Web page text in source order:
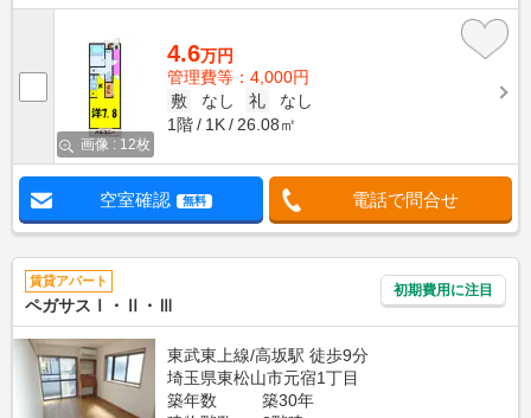
画像 : 12枚
4.6万円
管理費等：4,000円
敷
なし 礼
なし
1階
1K 26.08㎡
空室確認 無料 電話で問合せ
賃貸アパート
ペガサスⅠ・Ⅱ・Ⅲ
初期費用に注目
東武東上線/高坂駅 徒歩9分
埼玉県東松山市元宿1丁目
築年数
築30年